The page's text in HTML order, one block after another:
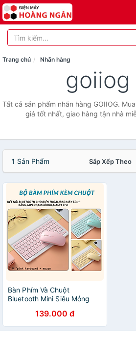
Trang chủ Nhãn hàng
goiiog
Tất cả sản phẩm nhãn hàng GOIIOG.
giá tốt nhất, giao hàng tận nhà
1 Sản Phẩm Sắp Xếp Theo
Bàn Phím Và Chuột
Bluetooth Mini Siêu Mỏng
điện thoại có đa dạng màu
sắc cá tính VT (Giao Ngẫu
Nhiên) - Hàng chính hãng
139.000 đ